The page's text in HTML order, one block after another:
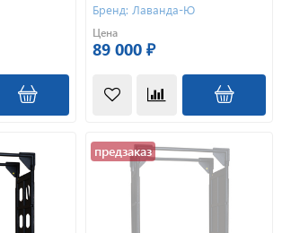
Бренд: Лаванда-Ю
Цена
89 000 ₽
предзаказ